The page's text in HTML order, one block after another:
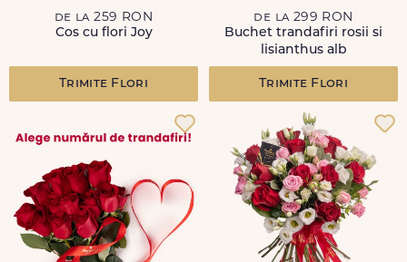
de la 259 RON
Cos cu flori Joy
Trimite Flori
de la 299 RON
Buchet trandafiri rosii si
lisianthus alb
Trimite Flori